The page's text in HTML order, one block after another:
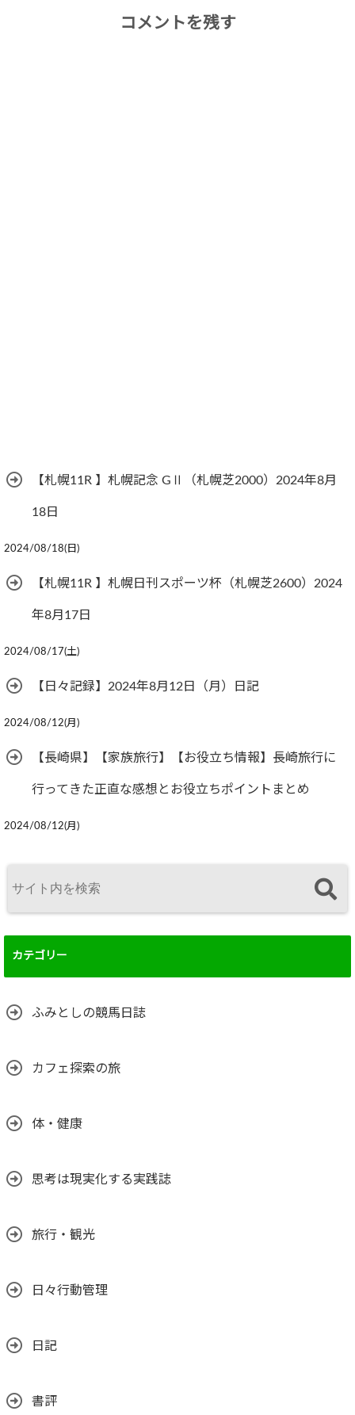
コメントを残す
【札幌11R 】札幌記念 GⅡ（札幌芝2000）2024年8月
18日
2024/08/18(日)
【札幌11R 】札幌日刊スポーツ杯（札幌芝2600）2024
年8月17日
2024/08/17(土)
【日々記録】2024年8月12日（月）日記
2024/08/12(月)
【長崎県】【家族旅行】【お役立ち情報】長崎旅行に
行ってきた正直な感想とお役立ちポイントまとめ
2024/08/12(月)
カテゴリー
ふみとしの競馬日誌
カフェ探索の旅
体・健康
思考は現実化する実践誌
旅行・観光
日々行動管理
日記
書評